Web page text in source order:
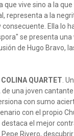
vive sino a la
representa a la
Ella lo
se presenta
de Hugo Bravo,
QUARTET .
una joven
con sumo
con el propio
el mejor
Rivero,